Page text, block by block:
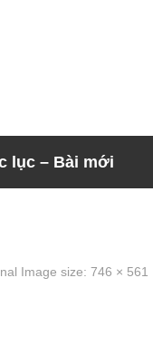
lục – Bài mới
Image size: 746 × 561